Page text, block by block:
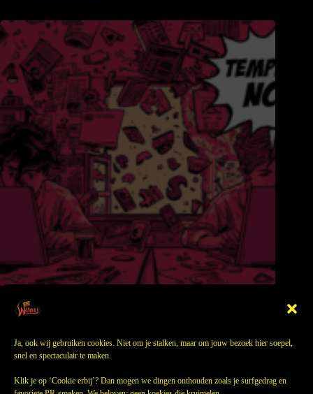
Ja, ook wij gebruiken cookies. Niet om je stalken, maar om jouw bezoek hier soepel,
snel en spectaculair te maken.
Klik je op ‘Cookie erbij’? Dan mogen we dingen onthouden zoals je surfgedrag en
Weg met de templates (maar hé, soms is AI best handig)